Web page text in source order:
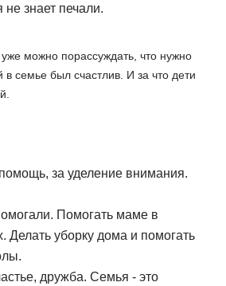
знает печали.
можно порассуждать, что нужно
в семье был счастлив. И за что дети
за уделение внимания.
Помогать маме в
Делать уборку дома и помогать
дружба. Семья - это